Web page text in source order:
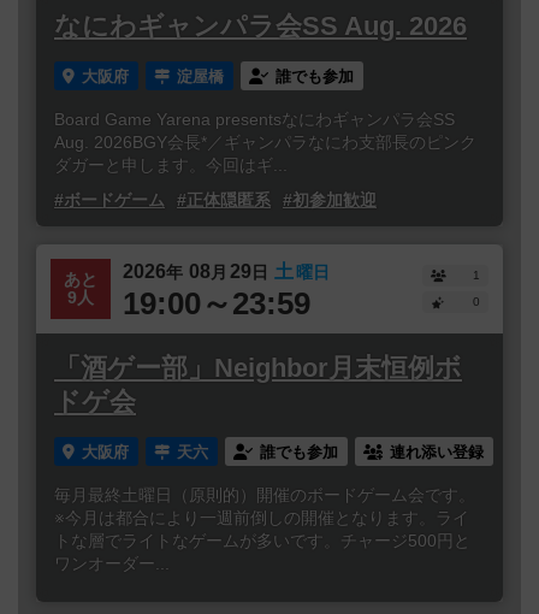
なにわギャンパラ会SS Aug. 2026
大阪府 淀屋橋 誰でも参加
Board Game Yarena presentsなにわギャンパラ会SS
Aug. 2026BGY会長*／ギャンパラなにわ支部長のピンク
ダガーと申します。今回はギ...
#ボードゲーム
#正体隠匿系 #初参加歓迎
あと
9人
2026年 08 月 29日 土曜日
19:00～23:59
1
0
「酒ゲー部」Neighbor月末恒例ボ
ドゲ会
大阪府 天六 誰でも参加 連れ添い登録
毎月最終土曜日（原則的）開催のボードゲーム会です。
※今月は都合により一週前倒しの開催となります。ライ
トな層でライトなゲームが多いです。チャージ500円と
ワンオーダー...